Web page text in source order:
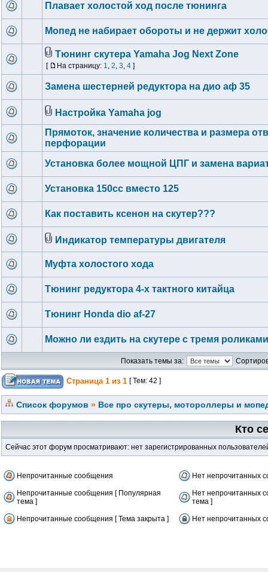
Плавает холостой ход после тюнинга
Мопед не набирает обороты и не держит
Тюнинг скутера Yamaha Jog Next Zone
[ На страницу: 1, 2, 3, 4 ]
Замена шестерней редуктора на дио аф 35
Настройка Yamaha jog
Прямоток, значение количества и размера
перфорации
Установка более мощной ЦПГ и замена
Установка 150сс вместо 125
Как поставить ксенон на скутер???
Индикатор температуры двигателя
Муфта холостого хода
Тюнинг редуктора 4-х тактного китайца
Тюнинг Honda dio af-27
Можно ли ездить на скутере с тремя роликами
Показать темы за:
Страница 1 из 1 [ Тем: 42 ]
Список форумов » Все про скутеры, мотороллеры и
Кто
Сейчас этот форум просматривают: нет зарегистрированных
Непрочитанные сообщения Нет непрочитанных
Непрочитанные сообщения [ Популярная
тема ]
Нет непрочитанных
тема ]
Непрочитанные сообщения [ Тема закрыта ] Нет непрочитанных